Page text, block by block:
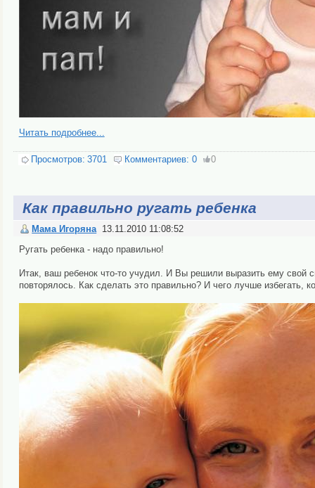
Читать подробнее...
Просмотров: 3701 Комментариев: 0 0
Как правильно ругать ребенка
Мама Игоряна 13.11.2010 11:08:52
Ругать ребенка - надо правильно!
Итак, ваш ребенок что-то учудил. И Вы ре­ши­ли вы­ра­зить ему свой
пов­то­ря­лось. Как сделать это пра­виль­но? И че­го лучше из­бе­гать,